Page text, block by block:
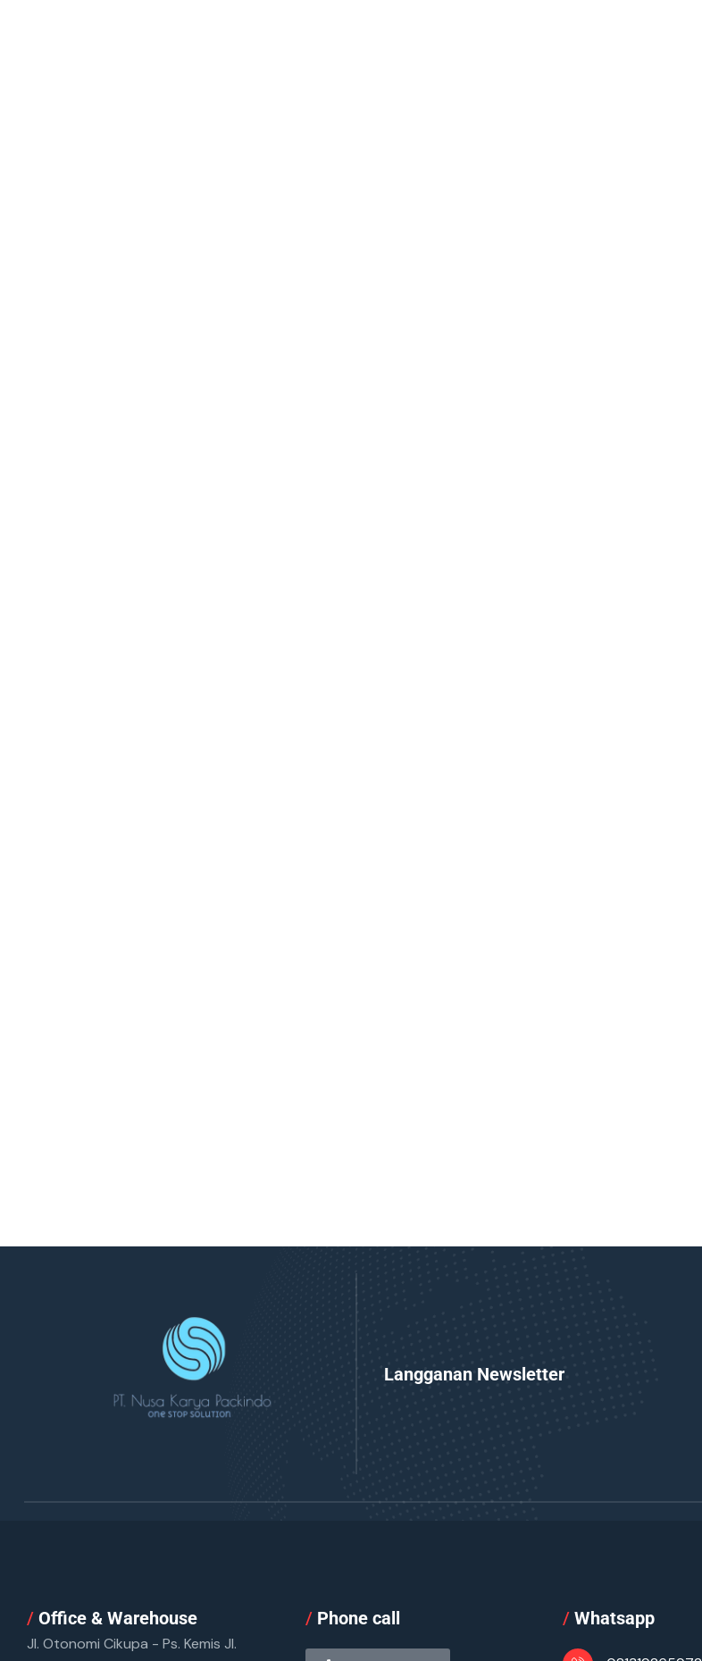
Langganan Newsletter
/ Office & Warehouse
Jl. Otonomi Cikupa - Ps. Kemis Jl.
/ Phone call /Whatsapp